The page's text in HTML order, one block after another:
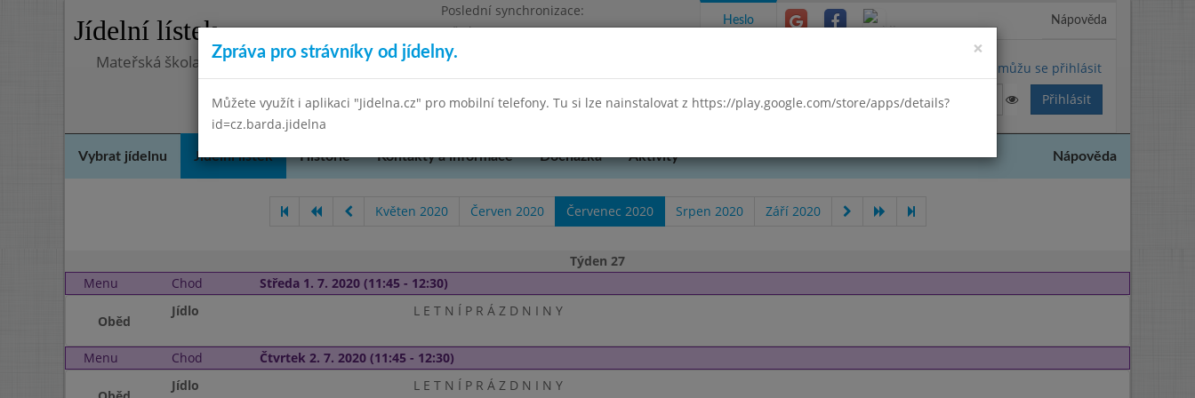
Jídelní lístek
Poslední synchronizace:
Středa 8.7.2026 18:35
Mateřská škola, Praha 5 - Barrandov, Lohniského 851, příspěvková organizace
Heslo Nápověda
Nemůžu se přihlásit
Vybrat jídelnu Jídelní lístek Historie Kontakty a informace Docházka Aktivity Nápověda
Květen 2020 Červen 2020 Červenec 2020 Srpen 2020 Září 2020
Týden 27
Menu
Chod Středa 1. 7. 2020 (11:45 - 12:30)
Oběd
Jídlo L E T N Í P R Á Z D N I N Y
Menu Chod Čtvrtek 2. 7. 2020 (11:45 - 12:30)
Jídlo L E T N Í P R Á Z D N I N Y
×
Zpráva pro strávníky od jídelny.
Můžete využít i aplikaci "Jidelna.cz" pro mobilní telefony. Tu si lze nainstalovat z https://play.google.com/store/apps/details?
id=cz.barda.jidelna